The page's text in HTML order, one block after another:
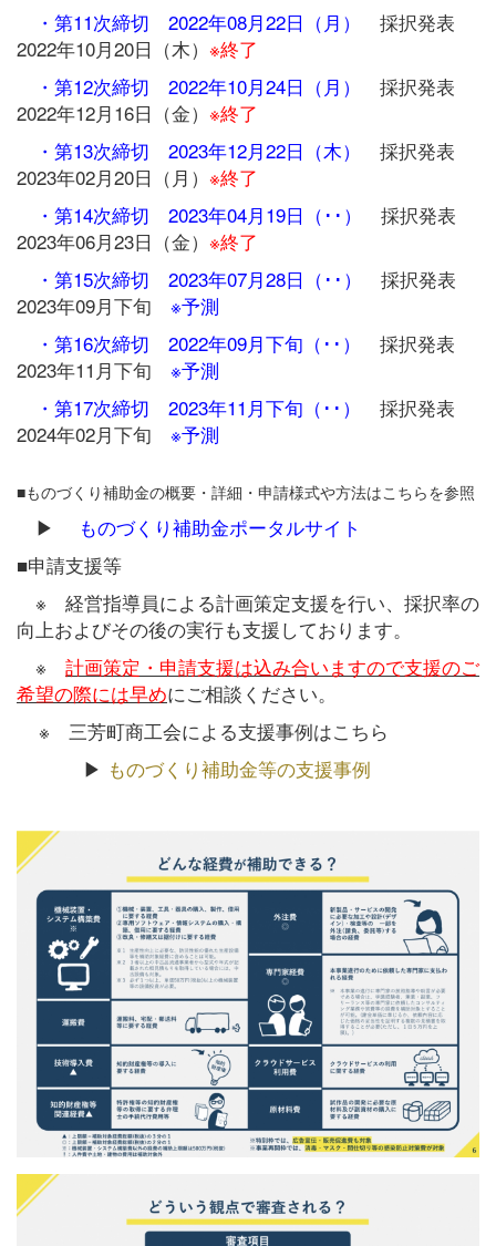
・第11次締切 2022年08月22日（月）
採択発表
2022年10月20日（木） ※終了
・第12次締切 2022年10月24日（月）
採択発表
2022年12月16日（金） ※終了
・第13次締切 2023年12月22日（木）
採択発表
2023年02月20日（月） ※終了
・第14次締切 2023年04月19日（･･）
採択発表
2023年06月23日（金） ※終了
・第15次締切 2023年07月28日（･･）
採択発表
2023年09月下旬 ※予測
・第16次締切 2022年09月下旬（･･）
採択発表
2023年11月下旬 ※予測
・第17次締切 2023年11月下旬（･･）
採択発表
2024年02月下旬 ※予測
■ものづくり補助金の概要・詳細・申請様式や方法はこちらを参照
▶
ものづくり補助金ポータルサイト
■申請支援等
※ 経営指導員による計画策定支援を行い、採択率の
向上およびその後の実行も支援しております。
※ 計画策定・申請支援は込み合いますので支援のご
希望の際には早めにご相談ください。
※ 三芳町商工会による支援事例はこちら
▶ ものづくり補助金等の支援事例